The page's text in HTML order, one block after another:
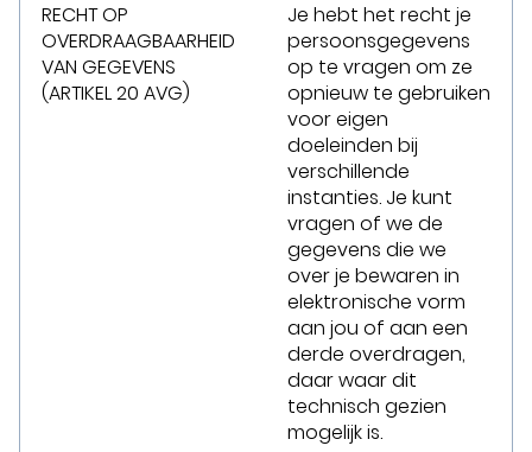
RECHT OP
OVERDRAAGBAARHEID
VAN GEGEVENS
(ARTIKEL 20 AVG)
Je hebt het recht je
persoonsgegevens
op te vragen om ze
opnieuw te gebruiken
voor eigen
doeleinden bij
verschillende
instanties. Je kunt
vragen of we de
gegevens die we
over je bewaren in
elektronische vorm
aan jou of aan een
derde overdragen,
daar waar dit
technisch gezien
mogelijk is.